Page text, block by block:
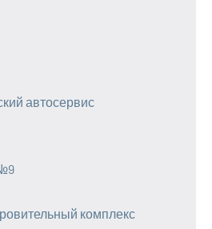
автосервис
комплекс